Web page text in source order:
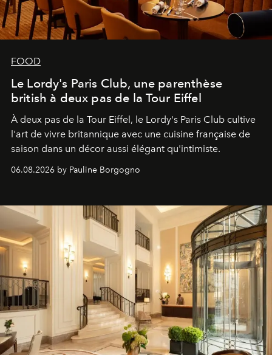
FOOD
Le Lordy's Paris Club, une parenthèse
british à deux pas de la Tour Eiffel
À deux pas de la Tour Eiffel, le Lordy's Paris Club cultive
l'art de vivre britannique avec une cuisine française de
saison dans un décor aussi élégant qu'intimiste.
06.08.2026 by Pauline Borgogno